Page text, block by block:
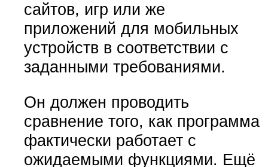
сайтов, игр или же
приложений для мобильных
устройств в соответствии с
заданными требованиями.
Он должен проводить
сравнение того, как программа
фактически работает с
ожидаемыми функциями. Ещё